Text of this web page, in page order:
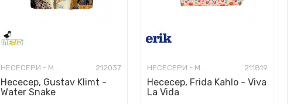
НЕСЕСЕРИ - МОДНИ 212037
Несесер, Gustav Klimt -
Water Snake
НЕСЕСЕРИ - МОДНИ 211819
Несесер, Frida Kahlo - Viva
La Vida